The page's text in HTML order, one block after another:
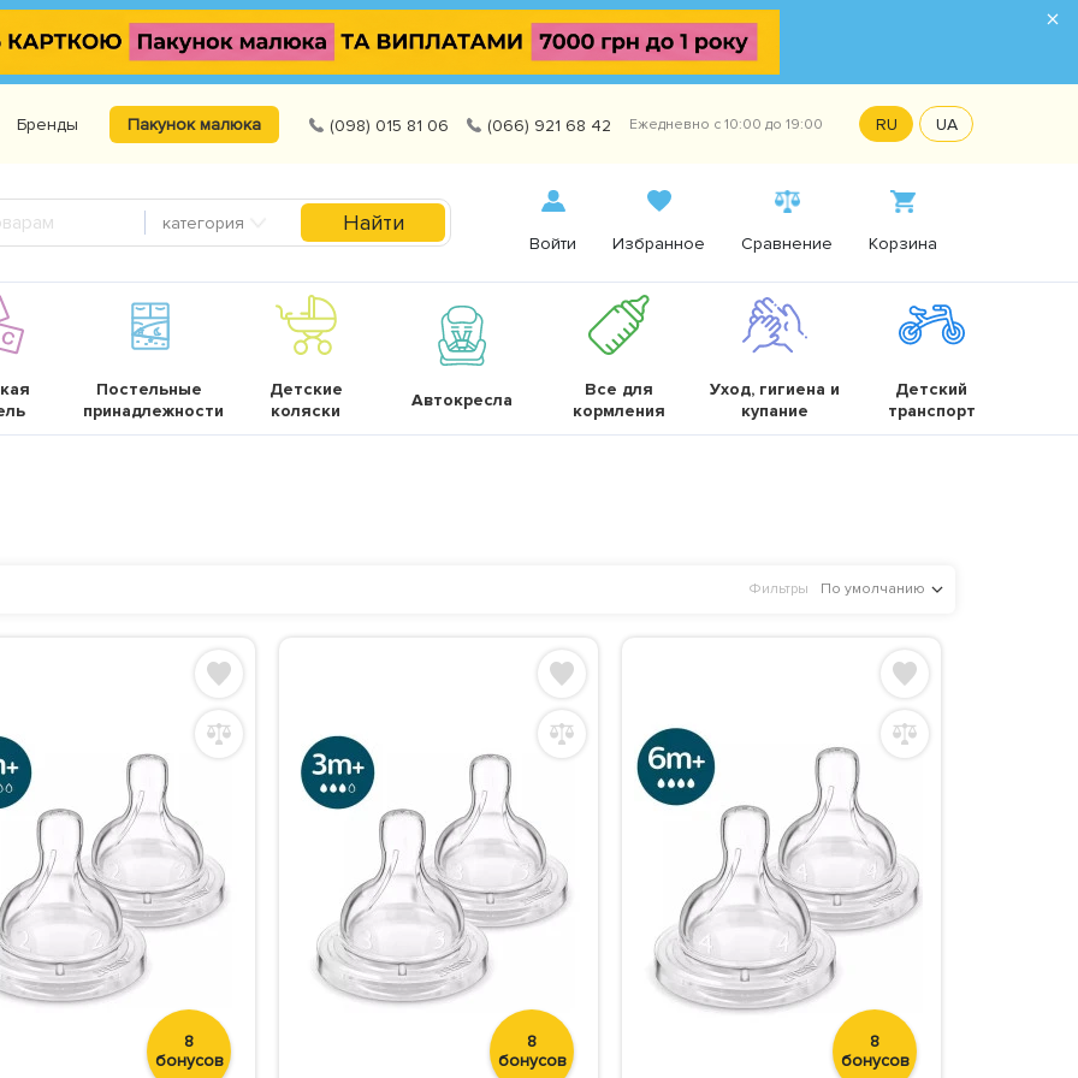
×
Бренды Пакунок малюка (098) 015 81 06 (066) 921 68 42 Ежедневно с 10:00 до 19:00 RU UA
категория Найти
Войти Избранное Сравнение Корзина
Постельные
принадлежности
Детские
коляски
Автокресла
Все для
кормления
Уход, гигиена и
купание
Детский
транспорт
Фильтры По умолчанию
8
бонусов
8
бонусов
8
бонусов